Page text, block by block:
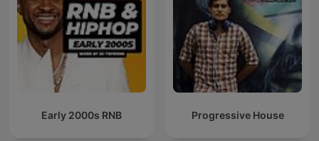
Early 2000s RNB Progressive House